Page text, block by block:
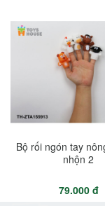
Bộ rối ngón tay
nhộn 2
79.000 đ